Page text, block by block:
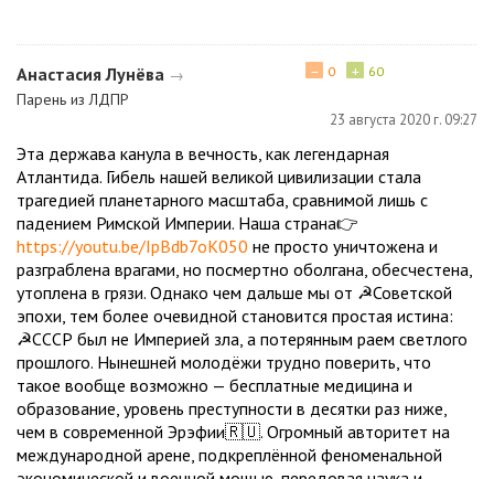
Анастасия Лунёва →
Парень из ЛДПР
+ 60
− 0
23 августа 2020 г. 09:27
Эта держава канула в вечность, как легендарная
Атлантида. Гибель нашей великой цивилизации стала
трагедией планетарного масштаба, сравнимой лишь с
падением Римской Империи. Наша страна👉
https://youtu.be/IpBdb7oK050 не просто уничтожена и
разграблена врагами, но посмертно оболгана, обесчестена,
утоплена в грязи. Однако чем дальше мы от ☭Советской
эпохи, тем более очевидной становится простая истина:
☭СССР был не Империей зла, а потерянным раем светлого
прошлого. Нынешней молодёжи трудно поверить, что
такое вообще возможно — бесплатные медицина и
образование, уровень преступности в десятки раз ниже,
чем в современной Эрэфии🇷🇺. Огромный авторитет на
международной арене, подкреплённой феноменальной